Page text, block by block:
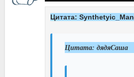
Цитата: Synthetyic_Man
Цитата: дядяСаша